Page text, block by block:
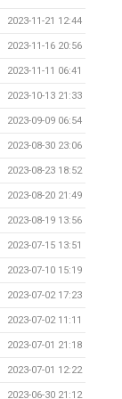
2023-11-21 12:44
2023-11-16 20:56
2023-11-11 06:41
2023-10-13 21:33
2023-09-09 06:54
2023-08-30 23:06
2023-08-23 18:52
2023-08-20 21:49
2023-08-19 13:56
2023-07-15 13:51
2023-07-10 15:19
2023-07-02 17:23
2023-07-02 11:11
2023-07-01 21:18
2023-07-01 12:22
2023-06-30 21:12